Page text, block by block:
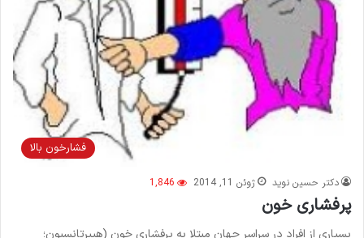
فشارخون بالا
دکتر حسین نوید ژوئن 11, 2014 1,846
پرفشاری خون
بسیاری از افراد در سراسر جهان مبتلا به پرفشاری خون (هیپرتانسیون؛